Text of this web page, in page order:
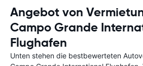
Angebot von
Campo Grande
Flughafen
Unten stehen die bestbewerteten